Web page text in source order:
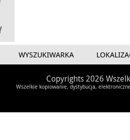
WYSZUKIWARKA
Copyrights 2026
Wszelkie kopiowanie, dystybucja,